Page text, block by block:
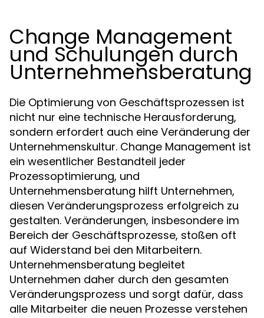
Change Management
und Schulungen durch
Unternehmensberatung
Die Optimierung von Geschäftsprozessen ist
nicht nur eine technische Herausforderung,
sondern erfordert auch eine Veränderung der
Unternehmenskultur. Change Management ist
ein wesentlicher Bestandteil jeder
Prozessoptimierung, und
Unternehmensberatung hilft Unternehmen,
diesen Veränderungsprozess erfolgreich zu
gestalten. Veränderungen, insbesondere im
Bereich der Geschäftsprozesse, stoßen oft
auf Widerstand bei den Mitarbeitern.
Unternehmensberatung begleitet
Unternehmen daher durch den gesamten
Veränderungsprozess und sorgt dafür, dass
alle Mitarbeiter die neuen Prozesse verstehen